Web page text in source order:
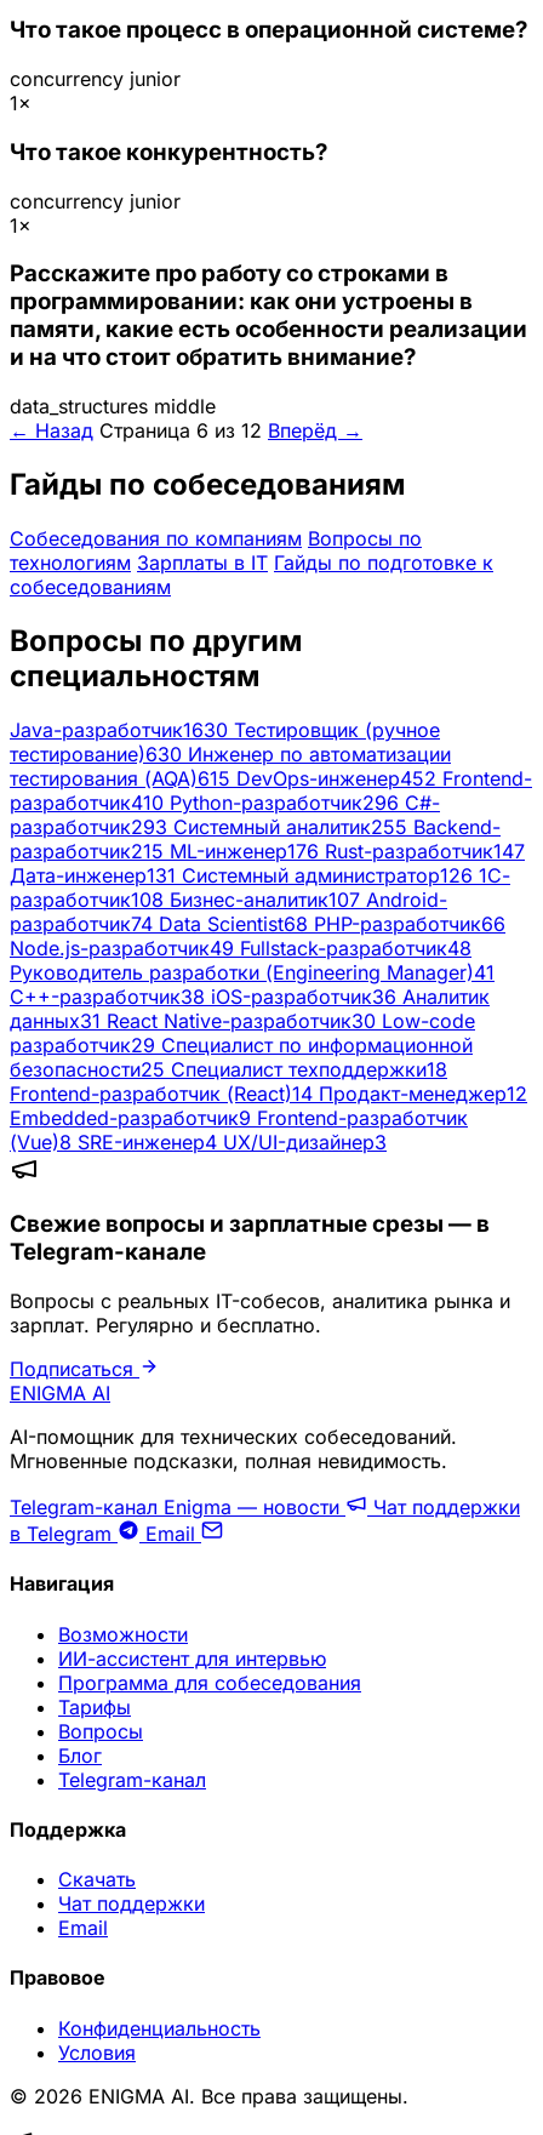
Что такое процесс в операционной системе?
concurrency junior
1×
Что такое конкурентность?
concurrency junior
1×
Расскажите про работу со строками в
программировании: как они устроены в
памяти, какие есть особенности реализации
и на что стоит обратить внимание?
data_structures middle
← Назад Страница 6 из 12 Вперёд →
Гайды по собеседованиям
Собеседования по компаниям Вопросы по
технологиям Зарплаты в IT Гайды по подготовке к
собеседованиям
Вопросы по другим
специальностям
Java-разработчик1630 Тестировщик (ручное
тестирование)630 Инженер по автоматизации
тестирования (AQA)615 DevOps-инженер452 Frontend-
разработчик410 Python-разработчик296 C#-
разработчик293 Системный аналитик255 Backend-
разработчик215 ML-инженер176 Rust-разработчик147
Дата-инженер131 Системный администратор126 1С-
разработчик108 Бизнес-аналитик107 Android-
разработчик74 Data Scientist68 PHP-разработчик66
Node.js-разработчик49 Fullstack-разработчик48
Руководитель разработки (Engineering Manager)41
C++-разработчик38 iOS-разработчик36 Аналитик
данных31 React Native-разработчик30 Low-code
разработчик29 Специалист по информационной
безопасности25 Специалист техподдержки18
Frontend-разработчик (React)14 Продакт-менеджер12
Embedded-разработчик9 Frontend-разработчик
(Vue)8 SRE-инженер4 UX/UI-дизайнер3
Свежие вопросы и зарплатные срезы — в
Telegram-канале
Вопросы с реальных IT-собесов, аналитика рынка и
зарплат. Регулярно и бесплатно.
Подписаться
ENIGMA AI
AI-помощник для технических собеседований.
Мгновенные подсказки, полная невидимость.
Telegram-канал Enigma — новости
Чат поддержки
в Telegram
Email
Навигация
Возможности
ИИ-ассистент для интервью
Программа для собеседования
Тарифы
Вопросы
Блог
Telegram-канал
Поддержка
Скачать
Чат поддержки
Email
Правовое
Конфиденциальность
Условия
© 2026 ENIGMA AI. Все права защищены.